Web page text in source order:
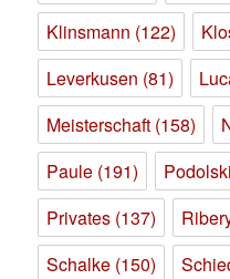
Klinsmann (122)
Leverkusen (81)
Meisterschaft (158)
Paule (191) Podolski
Privates (137)
Schalke (150)